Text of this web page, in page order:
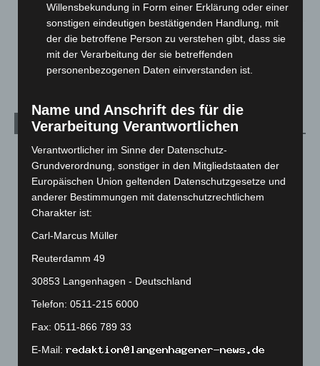
5. August 2026
Mann läuft mit Hockeyschläger über A7 – Polizei sucht
Zeugen
Kategorien
Blaulicht
Corona-News
712
Hannover und Region
Langenhagen und Ortsteile
Leserbriefe
Menschen
Über uns
Veranstaltungen
Welt
Willensbekundung in Form einer Erklärung oder einer
sonstigen eindeutigen bestätigenden Handlung, mit
der die betroffene Person zu verstehen gibt, dass sie
mit der Verarbeitung der sie betreffenden
personenbezogenen Daten einverstanden ist.
Name und Anschrift des für die
Verarbeitung Verantwortlichen
Verantwortlicher im Sinne der Datenschutz-
Grundverordnung, sonstiger in den Mitgliedstaaten der
Europäischen Union geltenden Datenschutzgesetze und
anderer Bestimmungen mit datenschutzrechtlichem
Charakter ist:
Carl-Marcus Müller
Reuterdamm 49
30853 Langenhagen - Deutschland
Telefon: 0511-215 6000
Fax: 0511-866 789 33
E-Mail: